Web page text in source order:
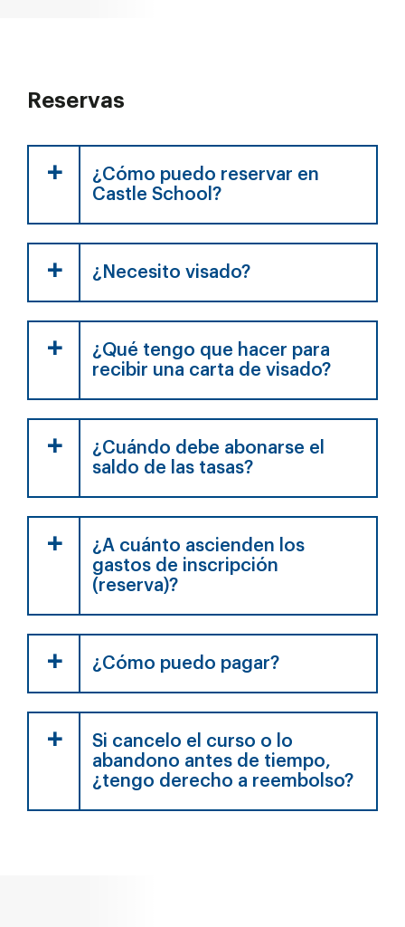
Reservas
¿Cómo puedo reservar en
Castle School?
¿Necesito visado?
¿Qué tengo que hacer para
recibir una carta de visado?
¿Cuándo debe abonarse el
saldo de las tasas?
¿A cuánto ascienden los
gastos de inscripción
(reserva)?
¿Cómo puedo pagar?
Si cancelo el curso o lo
abandono antes de tiempo,
¿tengo derecho a reembolso?